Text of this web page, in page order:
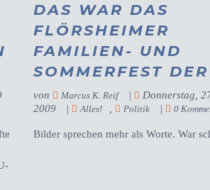
DAS WAR DAS
FLÖRSHEIMER
FAMILIEN- UND
SOMMERFEST
von Marcus K. Reif |
Donnerstag,
2009
| Alles! Politik | 0
Bilder sprechen mehr als Worte. War